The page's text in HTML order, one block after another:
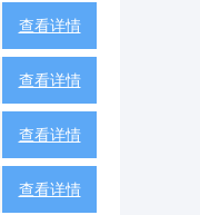
查看详情
查看详情
查看详情
查看详情